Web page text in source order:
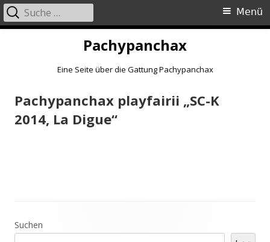
Pachypanchax
Eine Seite über die Gattung Pachypanchax
Primäres
Menü
Suche
nach:
Pachypanchax playfairii „SC-K
2014, La Digue“
Haupt-
Suchen